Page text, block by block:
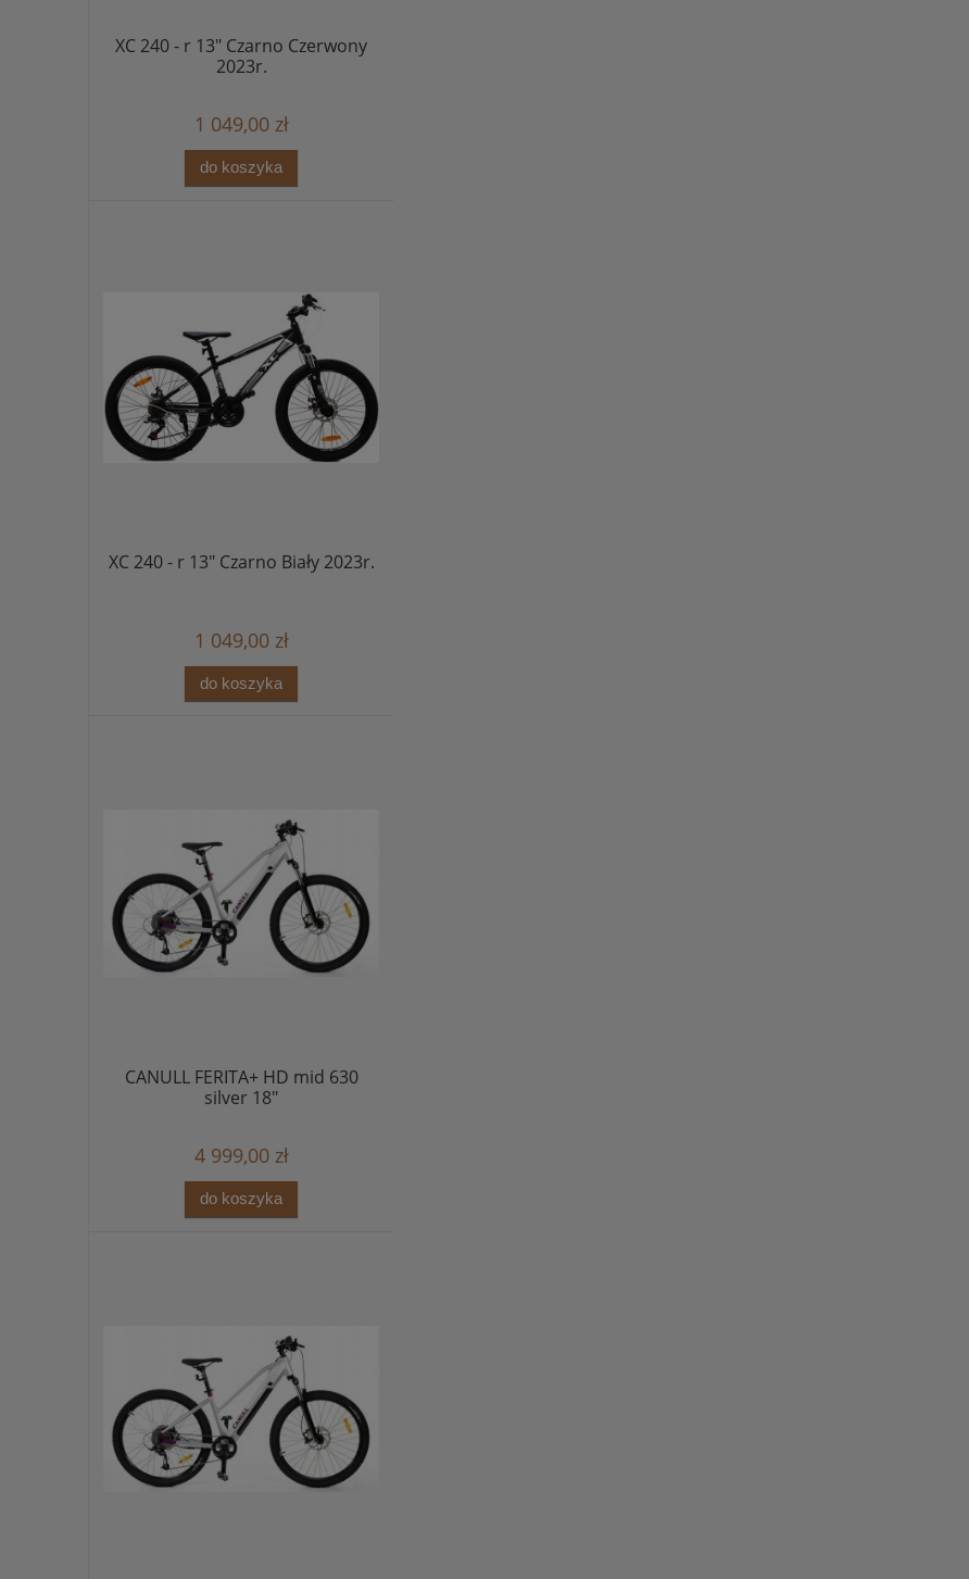
XC 240 - r 13" Czarno Czerwony
2023r.
1 049,00 zł
do koszyka
XC 240 - r 13" Czarno Biały 2023r.
1 049,00 zł
do koszyka
CANULL FERITA+ HD mid 630
silver 18"
4 999,00 zł
do koszyka